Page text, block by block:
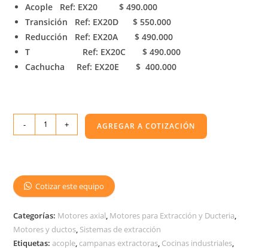
Acople Ref: EX20 $ 490.000
Transición Ref: EX20D $ 550.000
Reducción Ref: EX20A $ 490.000
T Ref: EX20C $ 490.000
Cachucha Ref: EX20E $ 400.000
- + AGREGAR A COTIZACIÓN
Cotizar este equipo
Categorías: Motores axial Motores para Extracción y Ducteria
Motores y ductos Sistemas de extracción
Etiquetas:acople campanas extractoras Cocinas industriales